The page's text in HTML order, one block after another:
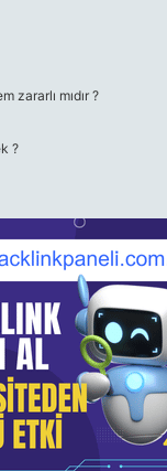
zararlı mıdır ?
?